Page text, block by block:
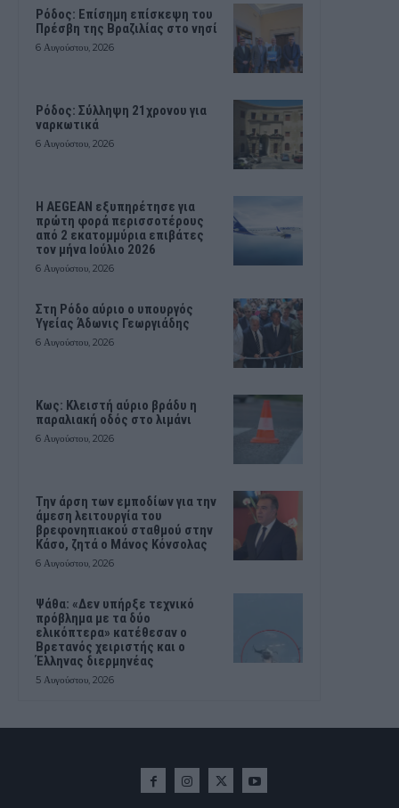
Ρόδος: Επίσημη επίσκεψη του
Πρέσβη της Βραζιλίας στο νησί
6 Αυγούστου, 2026
Ρόδος: Σύλληψη 21χρονου για
ναρκωτικά
6 Αυγούστου, 2026
Η AEGEAN εξυπηρέτησε για
πρώτη φορά περισσοτέρους
από 2 εκατομμύρια επιβάτες
τον μήνα Ιούλιο 2026
6 Αυγούστου, 2026
Στη Ρόδο αύριο ο υπουργός
Υγείας Άδωνις Γεωργιάδης
6 Αυγούστου, 2026
Κως: Κλειστή αύριο βράδυ η
παραλιακή οδός στο λιμάνι
6 Αυγούστου, 2026
Την άρση των εμποδίων για την
άμεση λειτουργία του
βρεφονηπιακού σταθμού στην
Κάσο, ζητά ο Μάνος Κόνσολας
6 Αυγούστου, 2026
Ψάθα: «Δεν υπήρξε τεχνικό
πρόβλημα με τα δύο
ελικόπτερα» κατέθεσαν ο
Βρετανός χειριστής και ο
Έλληνας διερμηνέας
5 Αυγούστου, 2026